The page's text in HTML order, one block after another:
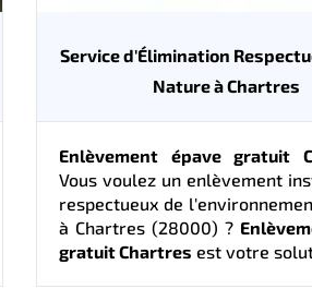
Service d'Élimination
Nature à Chartres
Enlèvement épave gratuit
Vous voulez un enlèvement
respectueux de
à Chartres (28000) ?
gratuit Chartres est votre